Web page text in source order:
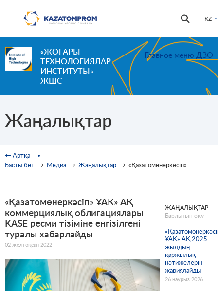
KZ
Іздестіру
«ЖОҒАРЫ
ТЕХНОЛОГИЯЛАР
ИНСТИТУТЫ»
ЖШС
Главное меню ДЗО
Жаңалықтар
You are here
← Артқа
Басты бет → Медиа → Жаңалықтар → «Қазатомөнеркәсіп» ҰАК» АҚ коммерциялық облигациялары KASE ресми тізіміне енгізілгені туралы хабарлайды
«Қазатомөнеркәсіп» ҰАК» АҚ
коммерциялық облигациялары
KASE ресми тізіміне енгізілгені
туралы хабарлайды
02 желтоқсан 2022
ЖАҢАЛЫҚТАР
Барлығын оқу
ҰАК» АҚ 2025
жылдың
қаржылық
нәтижелерін
жариялайды
26 наурыз 2026